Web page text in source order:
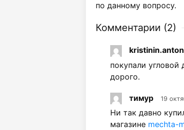
по данному вопросу.
Комментарии (2)
kristinin.anton
покупали
дорого.
тимур 19
Ни так давно
магазине mechta-